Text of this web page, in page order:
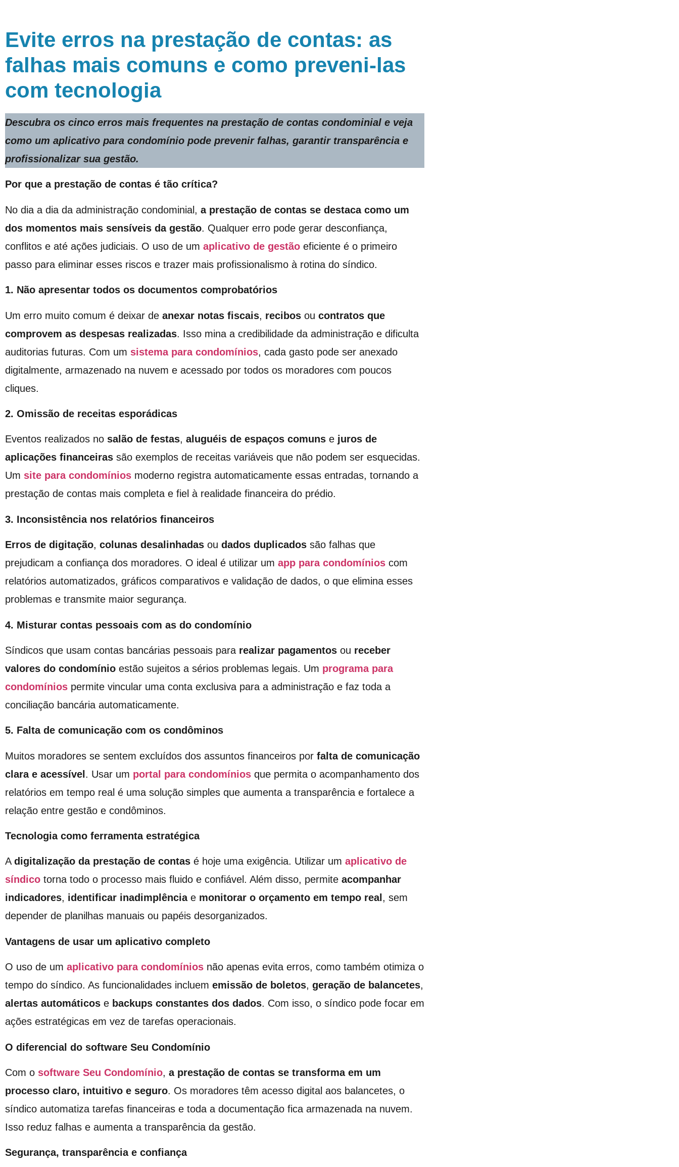
Evite erros na prestação de contas: as
falhas mais comuns e como preveni-las
com tecnologia
Descubra os cinco erros mais frequentes na prestação de contas condominial e veja
como um aplicativo para condomínio pode prevenir falhas, garantir transparência e
profissionalizar sua gestão.
Por que a prestação de contas é tão crítica?
No dia a dia da administração condominial, a prestação de contas se destaca como um
dos momentos mais sensíveis da gestão. Qualquer erro pode gerar desconfiança,
conflitos e até ações judiciais. O uso de um aplicativo de gestão eficiente é o primeiro
passo para eliminar esses riscos e trazer mais profissionalismo à rotina do síndico.
1. Não apresentar todos os documentos comprobatórios
Um erro muito comum é deixar de anexar notas fiscais, recibos ou contratos que
comprovem as despesas realizadas. Isso mina a credibilidade da administração e dificulta
auditorias futuras. Com um sistema para condomínios, cada gasto pode ser anexado
digitalmente, armazenado na nuvem e acessado por todos os moradores com poucos
cliques.
2. Omissão de receitas esporádicas
Eventos realizados no salão de festas, aluguéis de espaços comuns e juros de
aplicações financeiras são exemplos de receitas variáveis que não podem ser esquecidas.
Um site para condomínios moderno registra automaticamente essas entradas, tornando a
prestação de contas mais completa e fiel à realidade financeira do prédio.
3. Inconsistência nos relatórios financeiros
Erros de digitação, colunas desalinhadas ou dados duplicados são falhas que
prejudicam a confiança dos moradores. O ideal é utilizar um app para condomínios com
relatórios automatizados, gráficos comparativos e validação de dados, o que elimina esses
problemas e transmite maior segurança.
4. Misturar contas pessoais com as do condomínio
Síndicos que usam contas bancárias pessoais para realizar pagamentos ou receber
valores do condomínio estão sujeitos a sérios problemas legais. Um programa para
condomínios permite vincular uma conta exclusiva para a administração e faz toda a
conciliação bancária automaticamente.
5. Falta de comunicação com os condôminos
Muitos moradores se sentem excluídos dos assuntos financeiros por falta de comunicação
clara e acessível. Usar um portal para condomínios que permita o acompanhamento dos
relatórios em tempo real é uma solução simples que aumenta a transparência e fortalece a
relação entre gestão e condôminos.
Tecnologia como ferramenta estratégica
Adigitalização da prestação de contas é hoje uma exigência. Utilizar um aplicativo de
síndico torna todo o processo mais fluido e confiável. Além disso, permite acompanhar
indicadores, identificar inadimplênciae monitorar o orçamento em tempo real , sem
depender de planilhas manuais ou papéis desorganizados.
Vantagens de usar um aplicativo completo
O uso de um aplicativo para condomínios não apenas evita erros, como também otimiza o
tempo do síndico. As funcionalidades incluem emissão de boletos, geração de balancetes,
alertas automáticos e backups constantes dos dados. Com isso, o síndico pode focar em
ações estratégicas em vez de tarefas operacionais.
O diferencial do software Seu Condomínio
Com o software Seu Condomínio, a prestação de contas se transforma em um
processo claro, intuitivo e seguro. Os moradores têm acesso digital aos balancetes, o
síndico automatiza tarefas financeiras e toda a documentação fica armazenada na nuvem.
Isso reduz falhas e aumenta a transparência da gestão.
Segurança, transparência e confiança